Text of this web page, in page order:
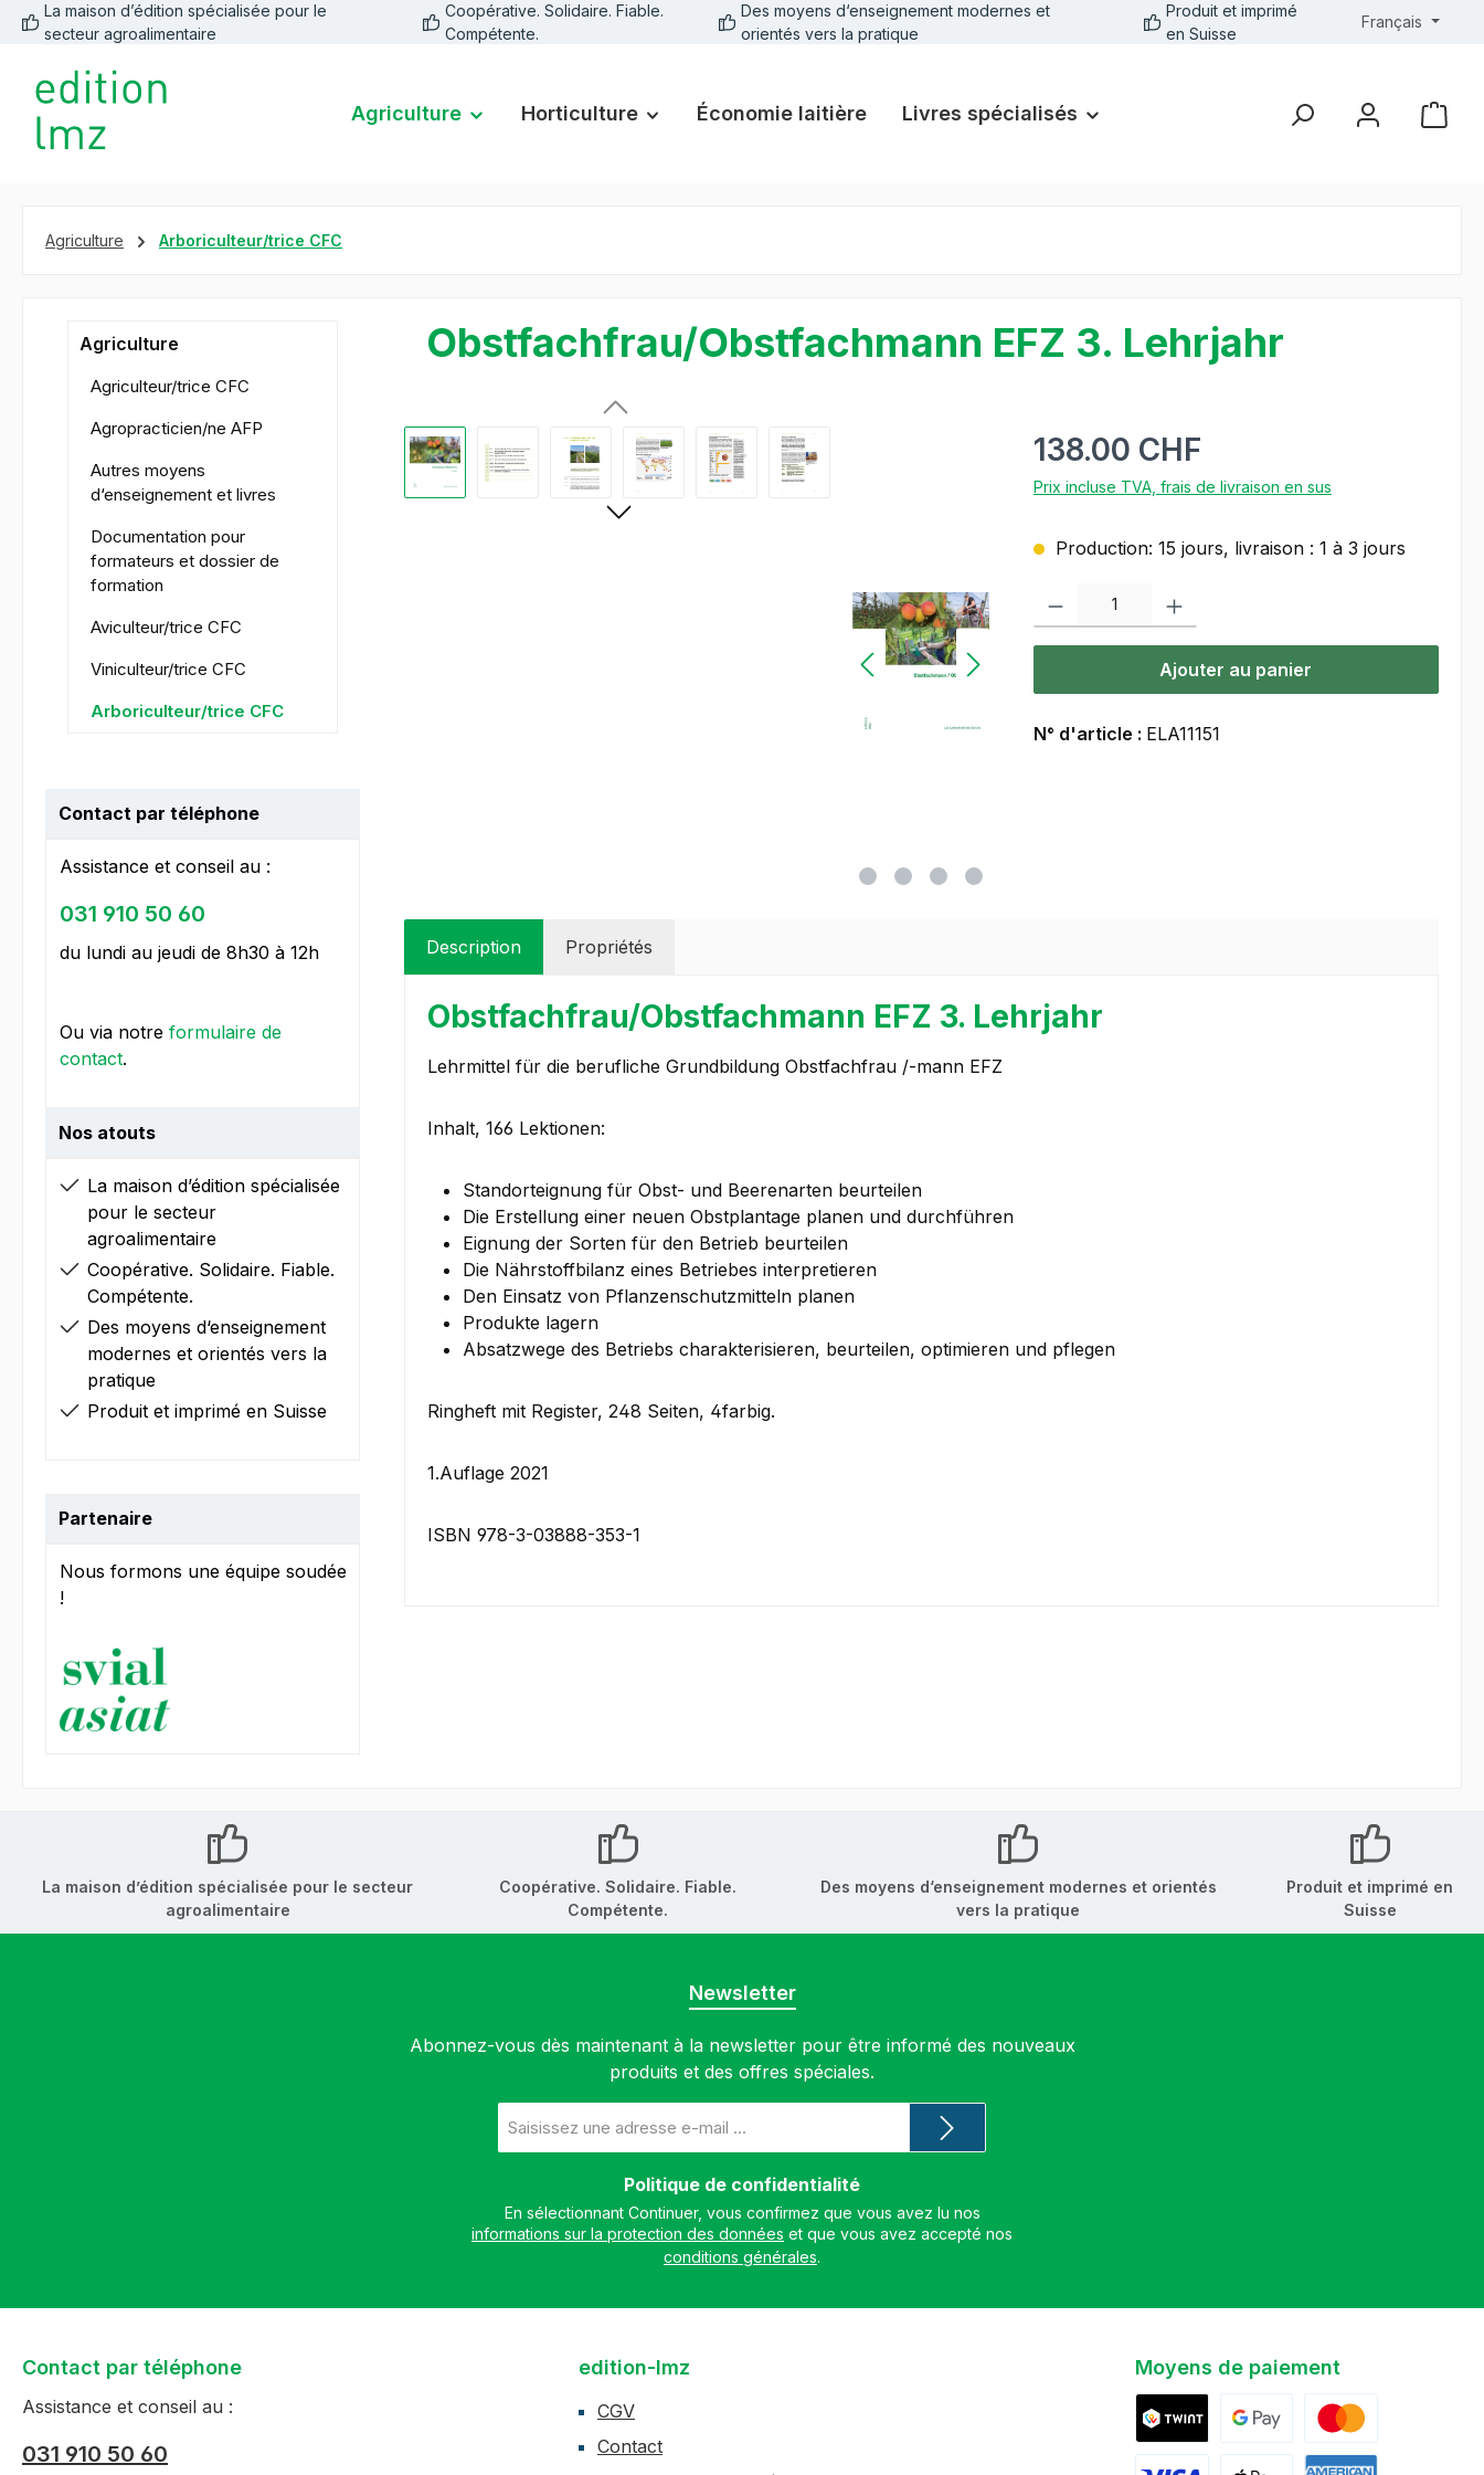
Passer à la navigation principale
La maison d’édition spécialisée pour le
secteur agroalimentaire
Coopérative. Solidaire. Fiable.
Compétente.
Des moyens d‘enseignement modernes et
orientés vers la pratique
Produit et imprimé
en Suisse
Français
Agriculture Horticulture Économie laitière Livres spécialisés
Agriculture Arboriculteur/trice CFC
Agriculture
Agriculteur/trice CFC
Agropracticien/ne AFP
Autres moyens
d‘enseignement et livres
Documentation pour
formateurs et dossier de
formation
Aviculteur/trice CFC
Viniculteur/trice CFC
Arboriculteur/trice CFC
Contact par téléphone
Assistance et conseil au :
031 910 50 60
du lundi au jeudi de 8h30 à 12h
Ou via notre formulaire de
contact.
Nos atouts
La maison d’édition spécialisée
pour le secteur
agroalimentaire
Coopérative. Solidaire. Fiable.
Compétente.
Des moyens d‘enseignement
modernes et orientés vers la
pratique
Produit et imprimé en Suisse
Partenaire
Nous formons une équipe soudée
!
Obstfachfrau/Obstfachmann EFZ 3. Lehrjahr
Ignorer la galerie d'images 138.00 CHF
Prix incluse TVA, frais de livraison en sus
Production: 15 jours, livraison : 1 à 3 jours
Ajouter au panier
N° d'article : ELA11151
Description Propriétés
Obstfachfrau/Obstfachmann EFZ 3. Lehrjahr
Lehrmittel für die berufliche Grundbildung Obstfachfrau /-mann EFZ
Inhalt, 166 Lektionen:
Standorteignung für Obst- und Beerenarten beurteilen
Die Erstellung einer neuen Obstplantage planen und durchführen
Eignung der Sorten für den Betrieb beurteilen
Die Nährstoffbilanz eines Betriebes interpretieren
Den Einsatz von Pflanzenschutzmitteln planen
Produkte lagern
Absatzwege des Betriebs charakterisieren, beurteilen, optimieren und pflegen
Ringheft mit Register, 248 Seiten, 4farbig.
1.Auflage 2021
ISBN 978-3-03888-353-1
La maison d’édition spécialisée pour le secteur
agroalimentaire
Coopérative. Solidaire. Fiable.
Compétente.
Des moyens d‘enseignement modernes et orientés
vers la pratique
Produit et imprimé en
Suisse
Newsletter
Abonnez-vous dès maintenant à la newsletter pour être informé des nouveaux
produits et des offres spéciales.
e-
mail
Politique de confidentialité
informations sur la protection des données
conditions générales.
Contact par téléphone
Assistance et conseil au :
031 910 50 60
edition-lmz
CGV
Contact
Moyens de paiement
Google PayMastercard